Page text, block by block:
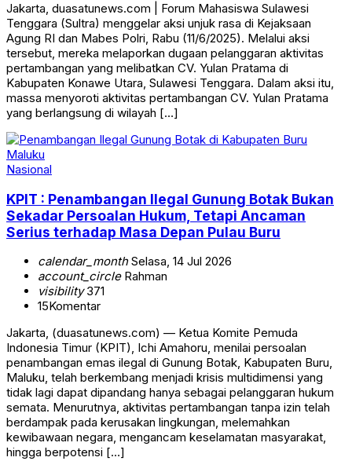
Jakarta, duasatunews.com | Forum Mahasiswa Sulawesi
Tenggara (Sultra) menggelar aksi unjuk rasa di Kejaksaan
Agung RI dan Mabes Polri, Rabu (11/6/2025). Melalui aksi
tersebut, mereka melaporkan dugaan pelanggaran aktivitas
pertambangan yang melibatkan CV. Yulan Pratama di
Kabupaten Konawe Utara, Sulawesi Tenggara. Dalam aksi itu,
massa menyoroti aktivitas pertambangan CV. Yulan Pratama
yang berlangsung di wilayah […]
Nasional
KPIT : Penambangan Ilegal Gunung Botak Bukan
Sekadar Persoalan Hukum, Tetapi Ancaman
Serius terhadap Masa Depan Pulau Buru
calendar_monthSelasa, 14 Jul 2026
account_circleRahman
visibility371
15Komentar
Jakarta, (duasatunews.com) — Ketua Komite Pemuda
Indonesia Timur (KPIT), Ichi Amahoru, menilai persoalan
penambangan emas ilegal di Gunung Botak, Kabupaten Buru,
Maluku, telah berkembang menjadi krisis multidimensi yang
tidak lagi dapat dipandang hanya sebagai pelanggaran hukum
semata. Menurutnya, aktivitas pertambangan tanpa izin telah
berdampak pada kerusakan lingkungan, melemahkan
kewibawaan negara, mengancam keselamatan masyarakat,
hingga berpotensi […]